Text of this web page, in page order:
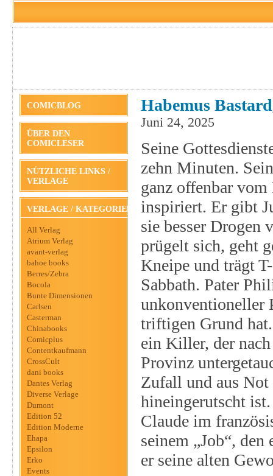
COMICBLOG
ÜBER DEN
COMICLESER
NÜTZLICHE LINKS /
VERLAGE
VERLAGE / KATEGORIEN
All Verlag
Atrium Verlag
avant-verlag
bahoe books
Berres/Zebra
Bocola
Bunte Dimensionen
Carlsen
Casterman
Chinabooks
Comicplus
Contentkaufmann
CrossCult
dani books
Dantes Verlag
Diverse Verlage
Dumont
Edition 52
Edition Moderne
Ehapa
Epsilon
Erko
Events
Habemus
Juni 24, 2025
Seine
zehn Minuten.
ganz offenbar
inspiriert. Er gibt
sie besser Drogen
prügelt sich, geht
Kneipe und trägt
Sabbath. Pater
unkonventioneller
triftigen Grund
ein Killer, der
Provinz
Zufall und aus Not
hineingerutscht
Claude im
seinem „Job“,
er seine alten